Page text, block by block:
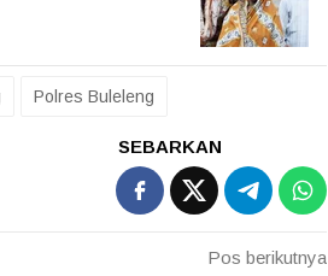
Polres Buleleng
SEBARKAN
Pos berikutnya